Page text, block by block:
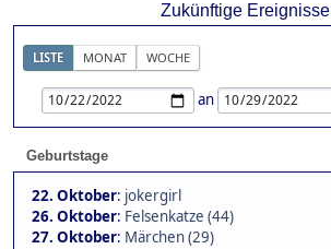
Zukünftige Ereignisse
LISTE MONAT WOCHE
an
Geburtstage
22. Oktober: jokergirl
26. Oktober: Felsenkatze (44)
27. Oktober: Märchen (29)